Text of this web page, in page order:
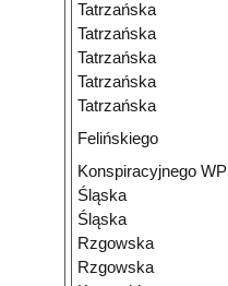
Tatrzańska
Tatrzańska
Tatrzańska
Tatrzańska
Tatrzańska
Felińskiego
Konspiracyjnego WP
Śląska
Śląska
Rzgowska
Rzgowska